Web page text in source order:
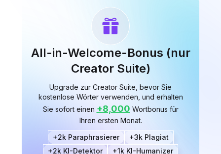
All-in-Welcome-Bonus (nur
Creator Suite)
Upgrade zur Creator Suite, bevor Sie
kostenlose Wörter verwenden, und erhalten
Sie sofort einen +8,000 Wortbonus für
Ihren ersten Monat.
+2k Paraphrasierer
+3k Plagiat
+2k KI-Detektor
+1k KI-Humanizer